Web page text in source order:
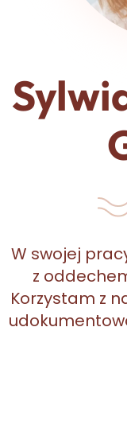
W swojej
z
Korzystam z